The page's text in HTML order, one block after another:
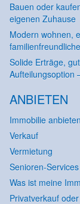
Bauen oder
eigenen Zuhause
Modern wohnen,
Solide Erträge,
Aufteilungsoption
ANBIETEN
Immobilie anbieten
Verkauf
Vermietung
Senioren-Services
Was ist meine
Privatverkauf